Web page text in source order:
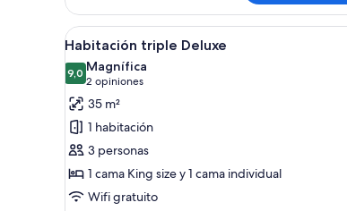
Deluxe
(King)
Ver
todas
las
fotos
de
Habitación
triple
Deluxe
Habitación de
4
Habitación triple Deluxe
9,09,0 de 10
Magnífica
2 opiniones
(2
opiniones)
35 m²
1 habitación
3 personas
1 cama King size y 1 cama individual
Wifi gratuito